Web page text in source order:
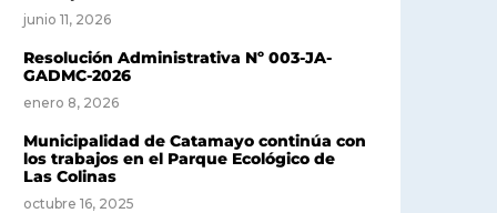
junio 11, 2026
Resolución Administrativa Nº 003-JA-
GADMC-2026
enero 8, 2026
Municipalidad de Catamayo continúa con
los trabajos en el Parque Ecológico de
Las Colinas
octubre 16, 2025